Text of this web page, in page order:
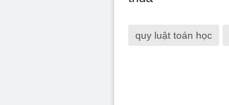
quy luật toán học